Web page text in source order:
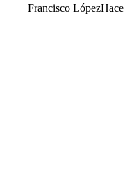
Francisco López